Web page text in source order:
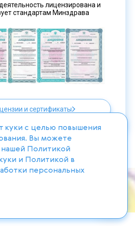
лицензирована и
стандартам Минздрава
и сертификаты
куки с целью повышения
Вы можете
нашей Политикой
и Политикой в
персональных